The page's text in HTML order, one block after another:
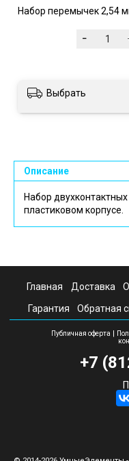
Набор перемычек 2,54
Выбрать
Описание
Набор
пластиковом корпусе.
Главная Доставка
Гарантия Обратная
Публичная оферта |
+7